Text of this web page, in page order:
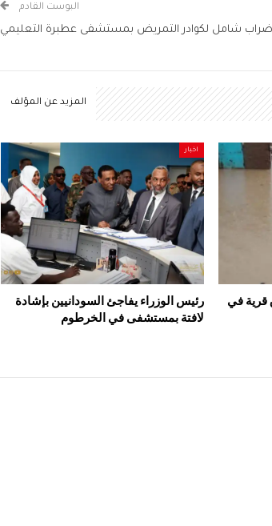
البوست القادم
شامل لكوادر التمريض بمستشفى عطبرة التعليمي
المزيد عن المؤلف
قرية في
اخبار
رئيس الوزراء يفاجئ السودانيين بإشادة
لافتة بمستشفى في الخرطوم